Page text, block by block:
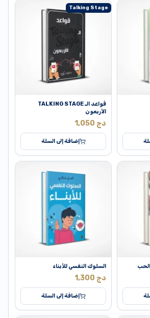
Talking Stage
قواعد الـ TALKING STAGE
الأربعون
1,050 دج
إضافة إلى السلة
السلوك النفسي للأبناء
1,300 دج
إضافة إلى السلة